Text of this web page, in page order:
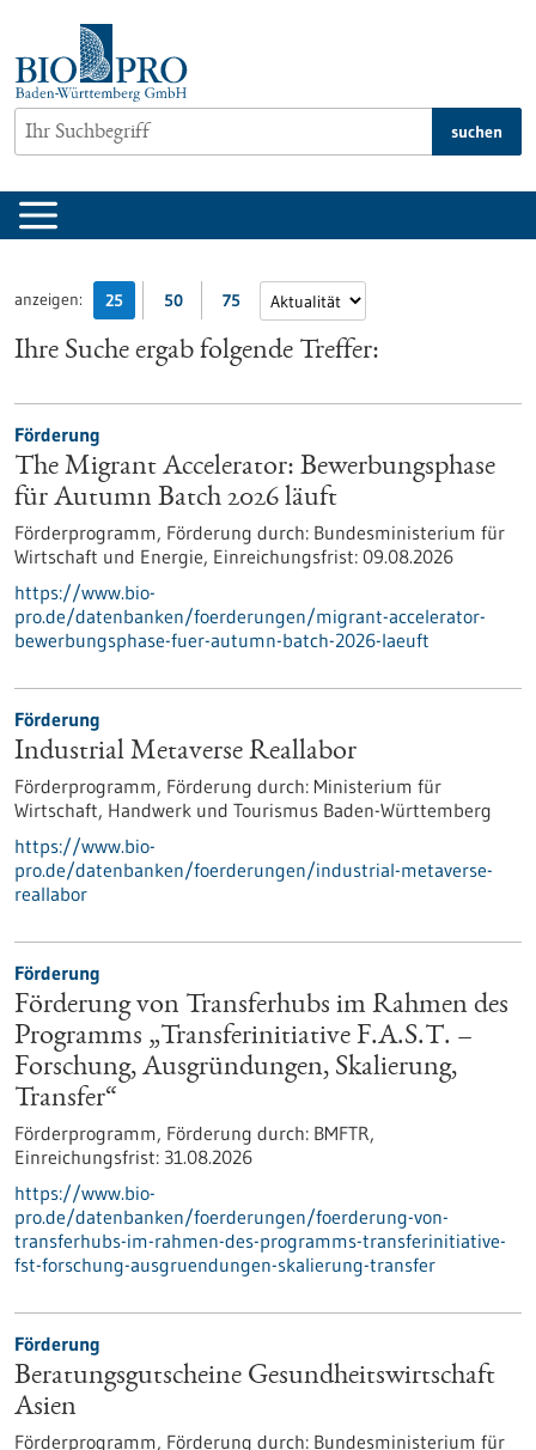
springen
suchen
anzeigen: 25 50 75
Ihre Suche ergab folgende Treffer:
Förderung
The Migrant Accelerator: Bewerbungsphase
für Autumn Batch 2026 läuft
Förderprogramm, Förderung durch: Bundesministerium für
Wirtschaft und Energie, Einreichungsfrist: 09.08.2026
https://www.bio-
pro.de/datenbanken/foerderungen/migrant-accelerator-
bewerbungsphase-fuer-autumn-batch-2026-laeuft
Förderung
Industrial Metaverse Reallabor
Förderprogramm, Förderung durch: Ministerium für
Wirtschaft, Handwerk und Tourismus Baden-Württemberg
https://www.bio-
pro.de/datenbanken/foerderungen/industrial-metaverse-
reallabor
Förderung
Förderung von Transferhubs im Rahmen des
Programms „Transferinitiative F.A.S.T. –
Forschung, Ausgründungen, Skalierung,
Transfer“
Förderprogramm, Förderung durch: BMFTR,
Einreichungsfrist: 31.08.2026
https://www.bio-
pro.de/datenbanken/foerderungen/foerderung-von-
transferhubs-im-rahmen-des-programms-transferinitiative-
fst-forschung-ausgruendungen-skalierung-transfer
Förderung
Beratungsgutscheine Gesundheitswirtschaft
Asien
Förderprogramm, Förderung durch: Bundesministerium für